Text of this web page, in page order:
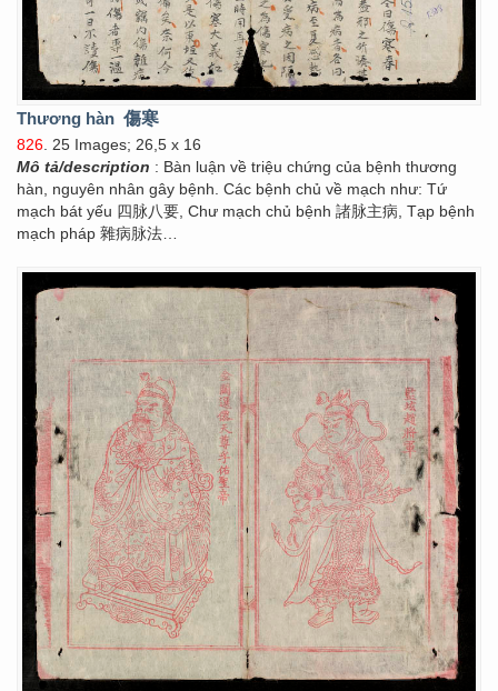
Thương hàn 傷寒
826. 25 Images; 26,5 x 16
Mô tả/description : Bàn luận về triệu chứng của bệnh thương
hàn, nguyên nhân gây bệnh. Các bệnh chủ về mạch như: Tứ
mạch bát yếu 四脉八要, Chư mạch chủ bệnh 諸脉主病, Tạp bệnh
mạch pháp 雜病脉法…